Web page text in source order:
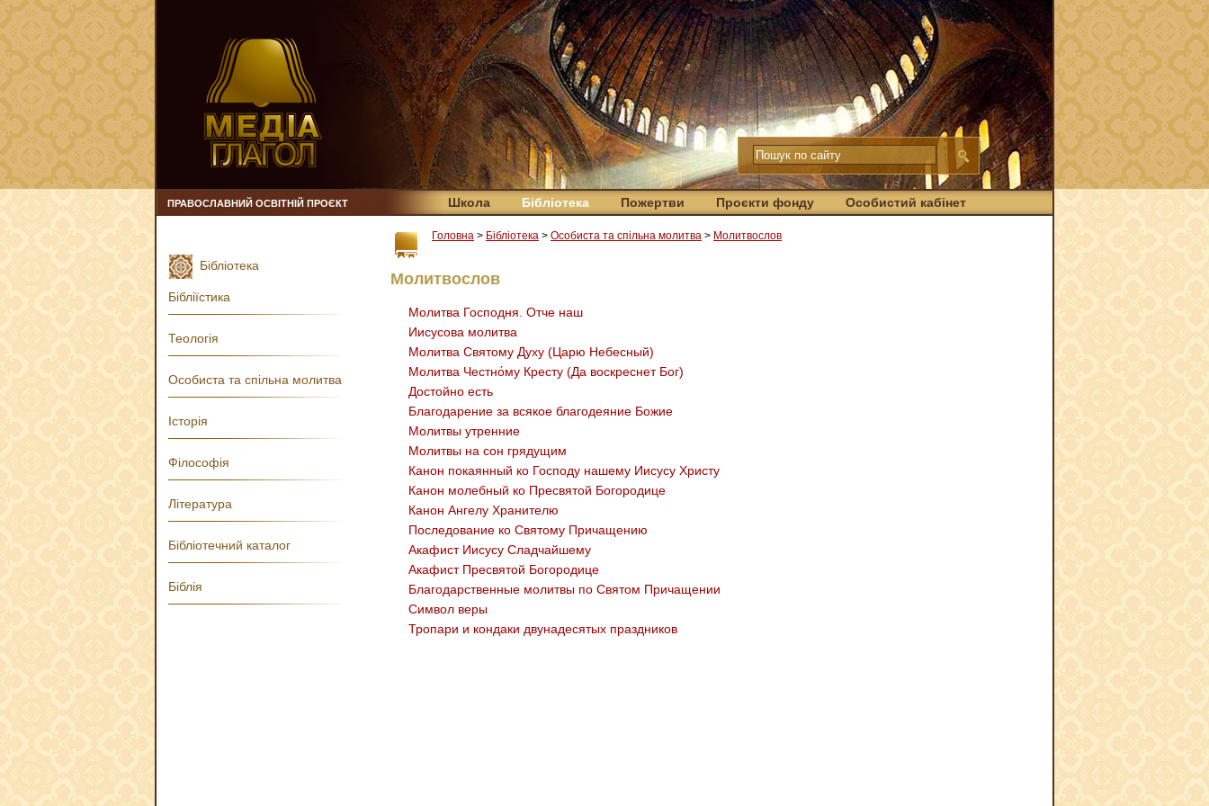
ПРАВОСЛАВНИЙ ОСВІТНІЙ ПРОЄКТ Школа Бібліотека Пожертви Проєкти фонду Особистий кабінет
Головна > Бібліотека > Особиста та спільна молитва > Молитвослов
Молитвослов
Молитва Господня. Отче наш
Иисусова молитва
Молитва Святому Духу (Царю Небесный)
Молитва Честно́му Кресту (Да воскреснет Бог)
Достойно есть
Благодарение за всякое благодеяние Божие
Молитвы утренние
Молитвы на сон грядущим
Канон покаянный ко Господу нашему Иисусу Христу
Канон молебный ко Пресвятой Богородице
Канон Ангелу Хранителю
Последование ко Святому Причащению
Акафист Иисусу Сладчайшему
Акафист Пресвятой Богородице
Благодарственные молитвы по Святом Причащении
Символ веры
Тропари и кондаки двунадесятых праздников
Бібліотека
Бібліїстика
Теологія
Особиста та спільна молитва
Історія
Філософія
Література
Бібліотечний каталог
Біблія